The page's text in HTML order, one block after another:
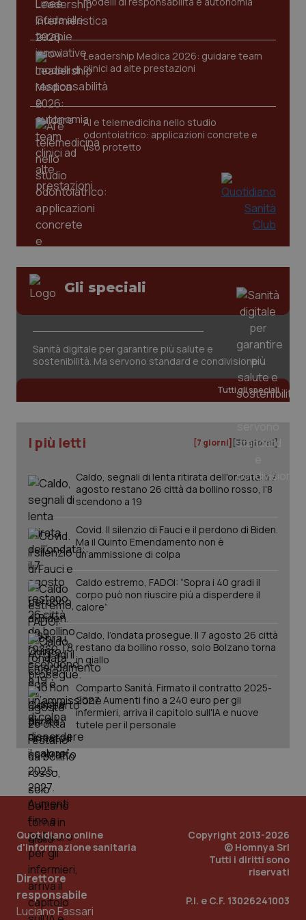
Leadership Medica 2026: guidare team
clinici ad alte prestazioni
AI e telemedicina nello studio
odontoiatrico: applicazioni concrete e
uso protetto
Gli speciali
Sanità digitale per garantire più salute e
sostenibilità. Ma servono standard e condivisione
Tutti gli speciali
I più letti [7 giorni] [30 giorni]
Caldo, segnali di lenta ritirata dell'ondata: il 7
agosto restano 26 città da bollino rosso, l'8
scendono a 19
Covid. Il silenzio di Fauci e il perdono di Biden.
Ma il Quinto Emendamento non è
un’ammissione di colpa
Caldo estremo, FADOI: “Sopra i 40 gradi il
corpo può non riuscire più a disperdere il
calore”
Caldo, l’ondata prosegue. Il 7 agosto 26 città
restano da bollino rosso, solo Bolzano torna
in giallo
Comparto Sanità. Firmato il contratto 2025-
2027. Aumenti fino a 240 euro per gli
infermieri, arriva il capitolo sull'IA e nuove
tutele per il personale
Quotidiano online
d'informazione sanitaria
Direttore
responsabile
Luciano Fassari
Copyright 2013-2026
© Homnya Srl
Tutti i diritti sono
riservati
P.I. e C.F. 13026241003
.youtube.com
CookieScriptConsent
www.quotidianosanita.it
www.quotidianosanita.it
session-id
_ga
Google LLC
PHPSESSID
www.quotidianosanita.it